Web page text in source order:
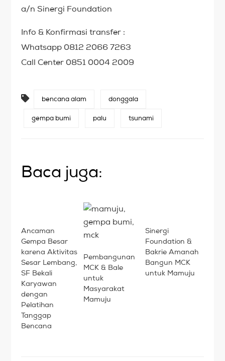
a/n Sinergi Foundation
Info & Konfirmasi transfer :
Whatsapp 0812 2066 7263
Call Center 0851 0004 2009
bencana alam donggala
gempa bumi palu tsunami
Baca juga:
Ancaman
Gempa Besar
karena Aktivitas
Sesar Lembang,
SF Bekali
Karyawan
dengan
Pelatihan
Tanggap
Bencana
Pembangunan
MCK & Bale
untuk
Masyarakat
Mamuju
Sinergi
Foundation &
Bakrie Amanah
Bangun MCK
untuk Mamuju